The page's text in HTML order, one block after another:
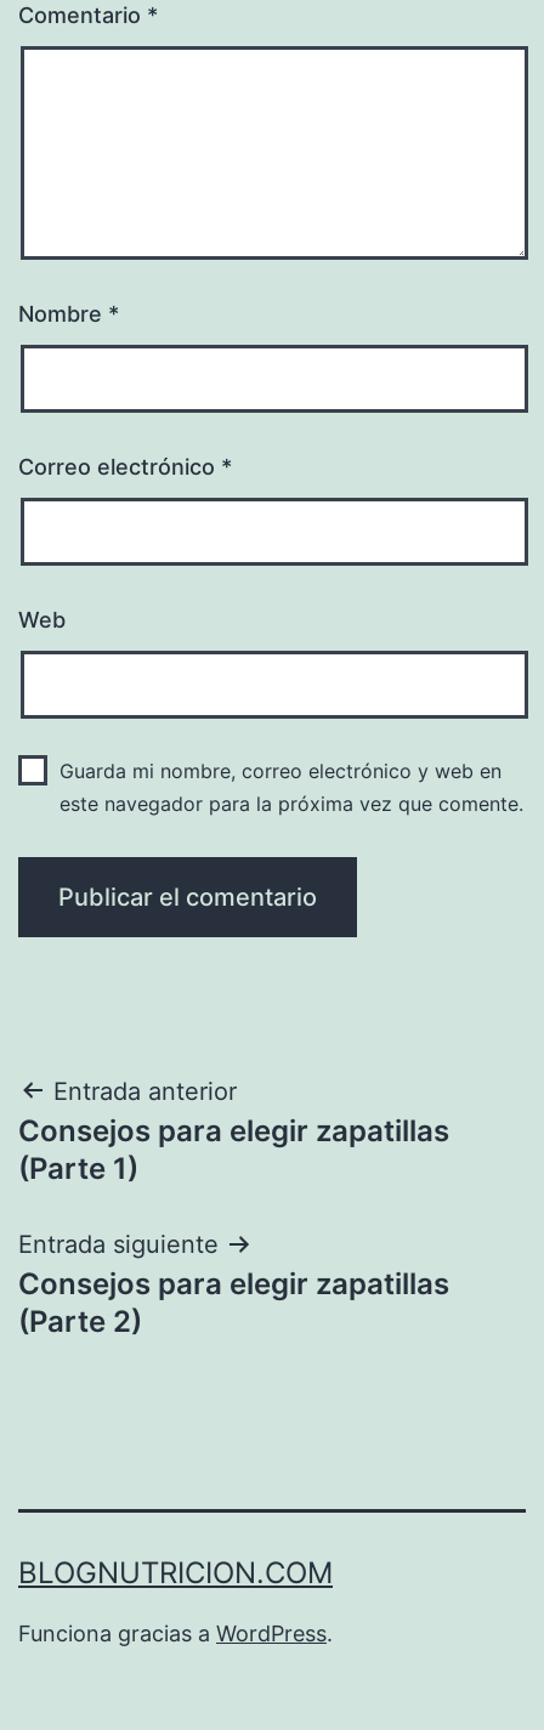
Comentario *
Nombre *
Correo electrónico *
Web
Guarda mi nombre, correo electrónico y web en
este navegador para la próxima vez que comente.
Navegación
de
Entrada anterior
Consejos para elegir zapatillas
(Parte 1)
Entrada siguiente
Consejos para elegir zapatillas
(Parte 2)
BLOGNUTRICION.COM
Funciona gracias a WordPress.